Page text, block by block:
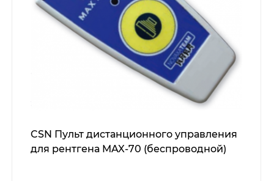
CSN Пульт дистанционного управления
для рентгена MAX-70 (беспроводной)